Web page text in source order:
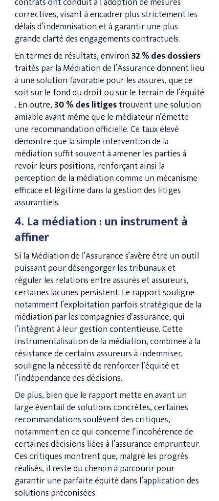
correctives, visant à encadrer plus strictement les
délais d’indemnisation et à garantir une plus
grande clarté des engagements contractuels.
En termes de résultats, environ32 % des dossiers
traités par la Médiation de l’Assurance donnent lieu
à une solution favorable pour les assurés, que ce
soit sur le fond du droit ou sur le terrain de l’équité​
. En outre,30 % des litigestrouvent une solution
amiable avant même que le médiateur n’émette
une recommandation officielle. Ce taux élevé
démontre que la simple intervention de la
médiation suffit souvent à amener les parties à
revoir leurs positions, renforçant ainsi la
perception de la médiation comme un mécanisme
efficace et légitime dans la gestion des litiges
assurantiels.
4. La médiation : un instrument à
affiner
Si la Médiation de l’Assurance s’avère être un outil
puissant pour désengorger les tribunaux et
réguler les relations entre assurés et assureurs,
certaines lacunes persistent. Le rapport souligne
notamment l’exploitation parfois stratégique de la
médiation par les compagnies d’assurance, qui
l’intègrent à leur gestion contentieuse. Cette
instrumentalisation de la médiation, combinée à la
résistance de certains assureurs à indemniser,
souligne la nécessité de renforcer l’équité et
l’indépendance des décisions.
De plus, bien que le rapport mette en avant un
large éventail de solutions concrètes, certaines
recommandations soulèvent des critiques,
notamment en ce qui concerne l’incohérence de
certaines décisions liées à l’assurance emprunteur.
Ces critiques montrent que, malgré les progrès
réalisés, il reste du chemin à parcourir pour
garantir une parfaite équité dans l’application des
solutions préconisées.